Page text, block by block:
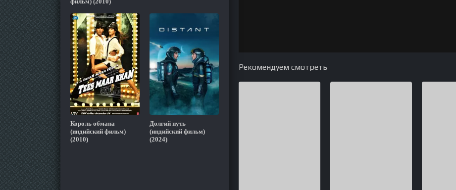
Рекомендуем смотреть
Король обмана
(индийский фильм)
(2010)
Долгий путь
(индийский фильм)
(2024)